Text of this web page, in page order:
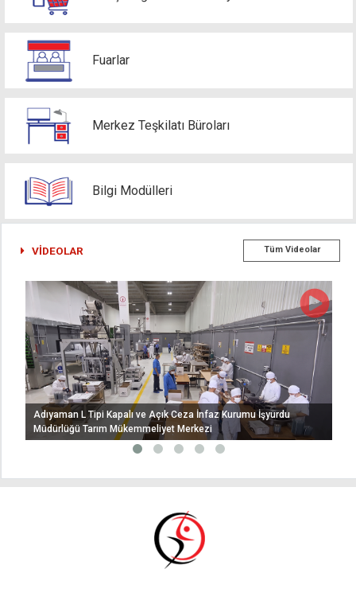
Fuarlar
Merkez Teşkilatı Büroları
Bilgi Modülleri
VİDEOLAR Tüm Videolar
Adıyaman L Tipi Kapalı ve Açık Ceza İnfaz Kurumu İşyurdu
Müdürlüğü Tarım Mükemmeliyet Merkezi